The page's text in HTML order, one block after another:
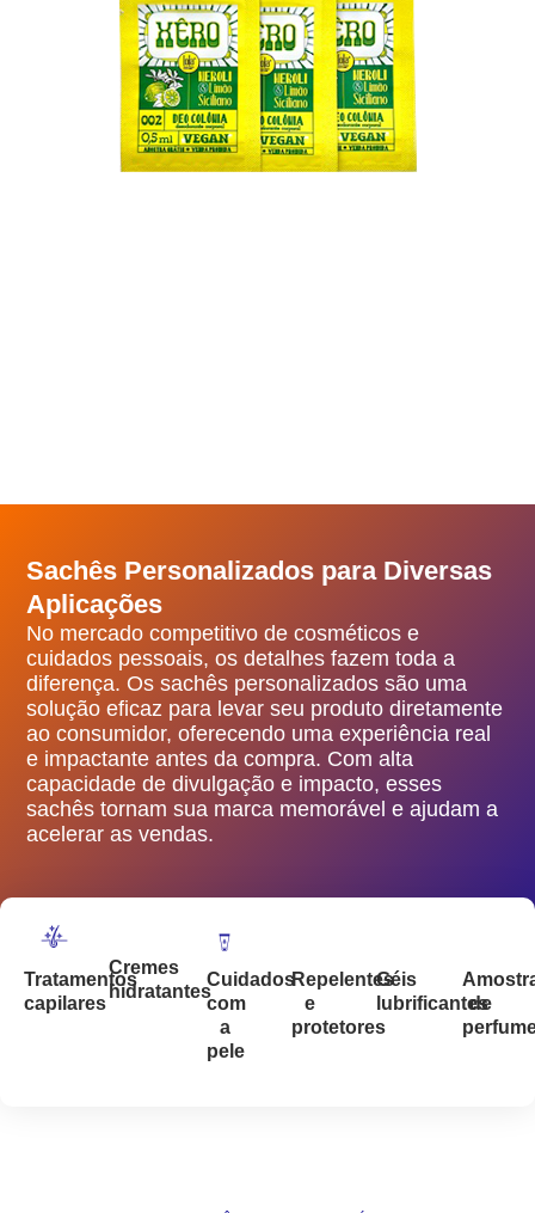
Sachês Personalizados para Diversas
Aplicações
No mercado competitivo de cosméticos e
cuidados pessoais, os detalhes fazem toda a
diferença. Os sachês personalizados são uma
solução eficaz para levar seu produto diretamente
ao consumidor, oferecendo uma experiência real
e impactante antes da compra. Com alta
capacidade de divulgação e impacto, esses
sachês tornam sua marca memorável e ajudam a
acelerar as vendas.
Tratamentos
capilares
Cremes
hidratantes
Cuidados
com
a
pele
Repelentes
e
protetores
Géis
lubrificantes
de